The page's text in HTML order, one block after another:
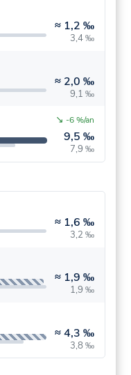
≈ 1,2 ‰
3,4 ‰
≈ 2,0 ‰
9,1 ‰
9,5 ‰
7,9 ‰
↘ -6 %/an
≈ 1,6 ‰
3,2 ‰
≈ 1,9 ‰
1,9 ‰
≈4,3 ‰
3,8 ‰